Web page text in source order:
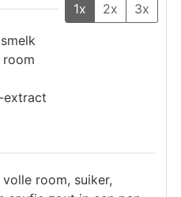
1x 2x
3x
extract
room, suiker,